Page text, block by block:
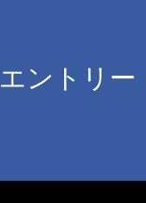
エントリー